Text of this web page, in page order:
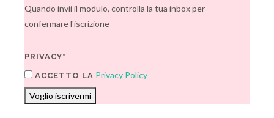
Quando invii il modulo, controlla la tua inbox per
confermare l'iscrizione
PRIVACY*
ACCETTO LA Privacy Policy
Voglio iscrivermi